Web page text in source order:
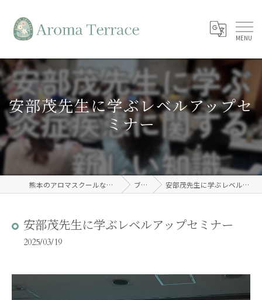
安部茂先生に学ぶレベルアップセ
ミナー
熊本のアロマスクールならAroma Terrace ブログ 安部茂先生に学ぶレベルアップセミナー
安部茂先生に学ぶレベルアップセミナー
2025/03/19